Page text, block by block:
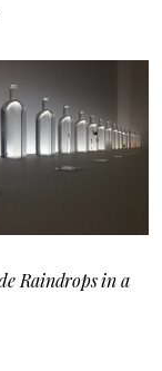
Raindrops in a